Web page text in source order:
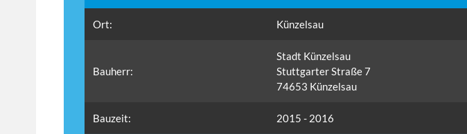
Ort: Künzelsau
Bauherr:
Stadt Künzelsau
Stuttgarter Straße 7
74653 Künzelsau
Bauzeit: 2015 - 2016